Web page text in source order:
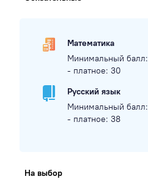
Математика
Минимальный балл:
- платное: 30
Русский язык
Минимальный балл:
- платное: 38
На выбор